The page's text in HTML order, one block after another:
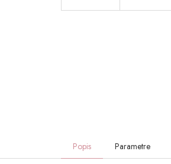
Popis Parametre